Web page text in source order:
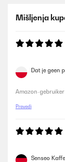
Mišljenja
Dat je geen
Amazon-gebruiker
Prevedi
Senseo